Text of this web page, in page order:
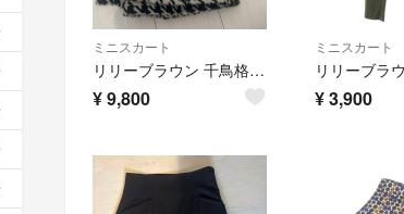
ミニスカート
リリーブラウン 千鳥格子柄/チェック柄ミニスカート
¥9,800
ミニスカート
¥3,900